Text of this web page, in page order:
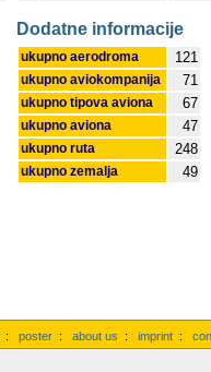
Dodatne informacije
ukupno aerodroma 121
ukupno aviokompanija 71
ukupno tipova aviona 67
ukupno aviona 47
ukupno ruta 248
ukupno zemalja 49
: poster : about us : imprint :